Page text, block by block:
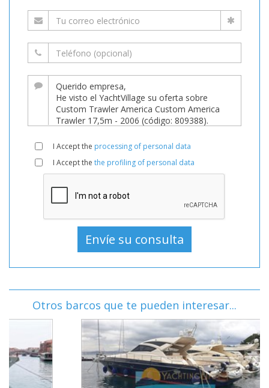
I Accept the processing of personal data
I Accept the the profiling of personal data
Otros barcos que te pueden interesar...